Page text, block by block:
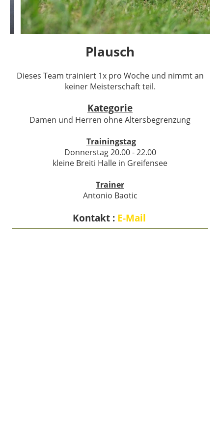
Plausch
Dieses Team trainiert 1x pro Woche und nimmt an
keiner Meisterschaft teil.
Kategorie
Damen und Herren ohne Altersbegrenzung
Trainingstag
Donnerstag 20.00 - 22.00
kleine Breiti Halle in Greifensee
Trainer
Antonio Baotic
Kontakt : E-Mail